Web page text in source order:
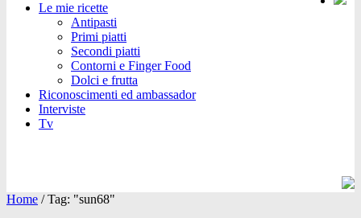
Le mie ricette
Antipasti
Primi piatti
Secondi piatti
Contorni e Finger Food
Dolci e frutta
Riconoscimenti ed ambassador
Interviste
Tv
Home /Tag: "sun68"